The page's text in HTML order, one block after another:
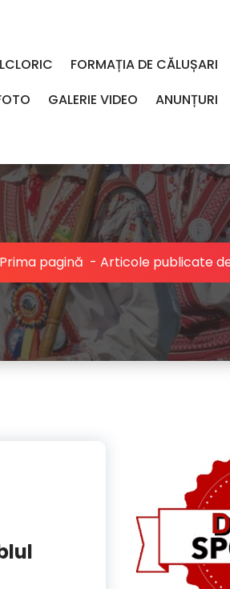
FORMAȚIA DE CĂLUȘARI
GALERIE VIDEO ANUNȚURI
Prima pagină - Articole publicate